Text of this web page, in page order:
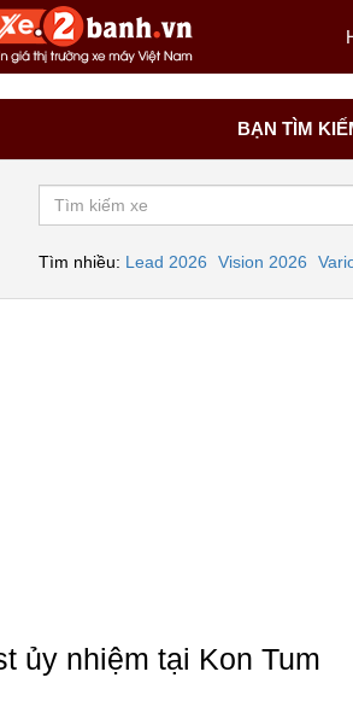
BẠN TÌM
Tìm nhiều: Lead 2026 Vision 2026
ủy nhiệm tại Kon Tum